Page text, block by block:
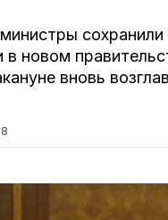
сохранили
в новом
вновь